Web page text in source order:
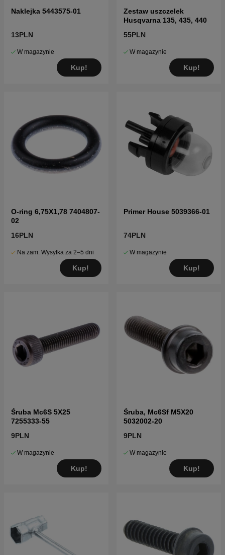
Naklejka 5443575-01
13PLN
W magazynie
Kup!
Zestaw uszczelek
Husqvarna 135, 435, 440
55PLN
W magazynie
Kup!
O-ring 6,75X1,78 7404807-
02
16PLN
Na zam. Wysyłka za 2–5 dni
Kup!
Primer House 5039366-01
74PLN
W magazynie
Kup!
Śruba Mc6S 5X25
7255333-55
9PLN
W magazynie
Kup!
Śruba, Mc6Sf M5X20
5032002-20
9PLN
W magazynie
Kup!